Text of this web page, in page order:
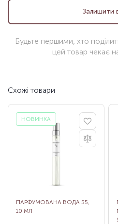
Залишити
Будьте першими, хто
цей товар чекає
Схожі товари
НОВИНКА
ПАРФУМОВАНА ВОДА 55,
10 МЛ